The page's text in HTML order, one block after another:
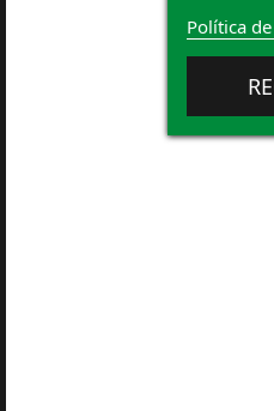
Política